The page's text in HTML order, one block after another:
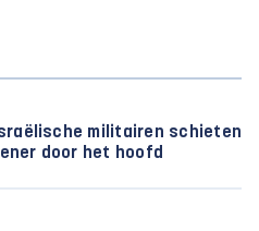
militairen schieten
door het hoofd